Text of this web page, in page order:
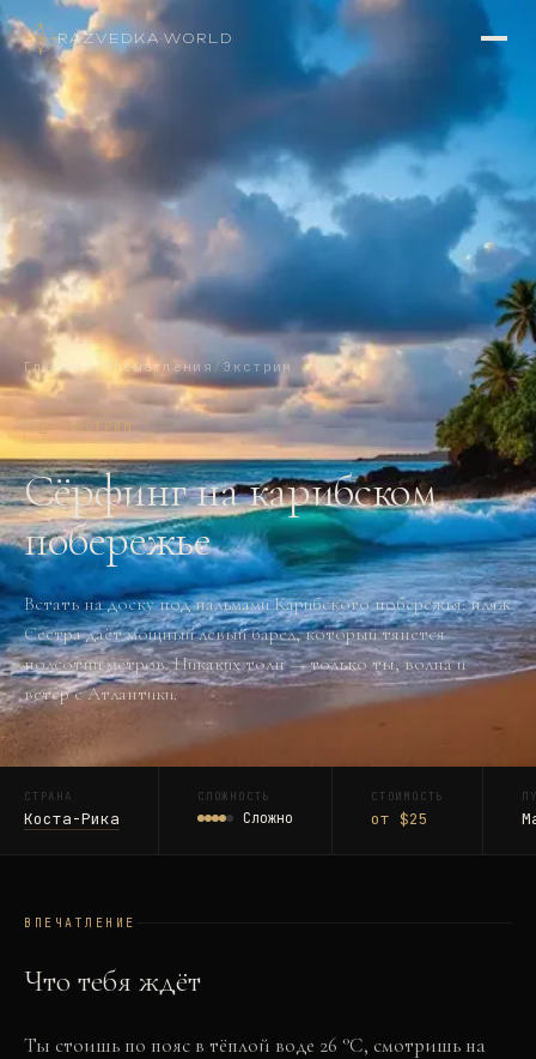
RAZVEDKA·WORLD
Главная/ Впечатления / Экстрим
🏄‍♂️ ЭКСТРИМ
Сёрфинг на карибском
побережье
Встать на доску под пальмами Карибского побережья: пляж
Сестра даёт мощный левый барел, который тянется
полсотни метров. Никаких толп — только ты, волна и
ветер с Атлантики.
СТРАНА
Коста-Рика
СЛОЖНОСТЬ
Сложно
СТОИМОСТЬ
от $25
ВПЕЧАТЛЕНИЕ
Что тебя ждёт
Ты стоишь по пояс в тёплой воде 26 °C, смотришь на